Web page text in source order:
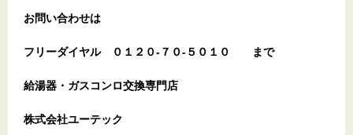
お問い合わせは
フリーダイヤル ０１２０-７０-５０１０ まで
給湯器・ガスコンロ交換専門店
株式会社ユーテック